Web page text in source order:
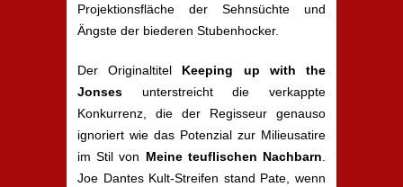
Projektionsfläche der Sehnsüchte und
Ängste der biederen Stubenhocker.
Der Originaltitel Keeping up with the
Jonses unterstreicht die verkappte
Konkurrenz, die der Regisseur genauso
ignoriert wie das Potenzial zur Milieusatire
im Stil von Meine teuflischen Nachbarn
Joe Dantes Kult-Streifen stand Pate, wenn